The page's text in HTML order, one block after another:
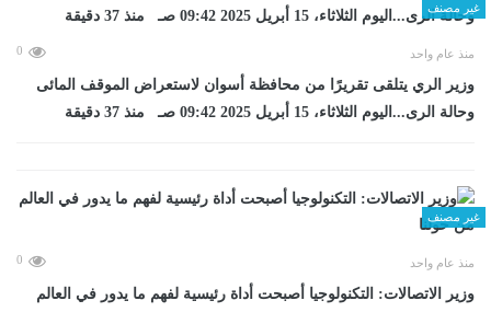
غير مصنف
منذ عام واحد 0
وزير الري يتلقى تقريرًا من محافظة أسوان لاستعراض الموقف المائى
وحالة الرى...اليوم الثلاثاء، 15 أبريل 2025 09:42 صـ منذ 37 دقيقة
غير مصنف
منذ عام واحد 0
وزير الاتصالات: التكنولوجيا أصبحت أداة رئيسية لفهم ما يدور في العالم